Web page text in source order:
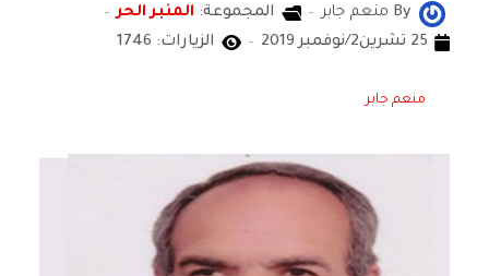
By منعم جابر المجموعة: المنبر الحر
25 تشرين2/نوفمبر 2019
الزيارات: 1746
منعم جابر